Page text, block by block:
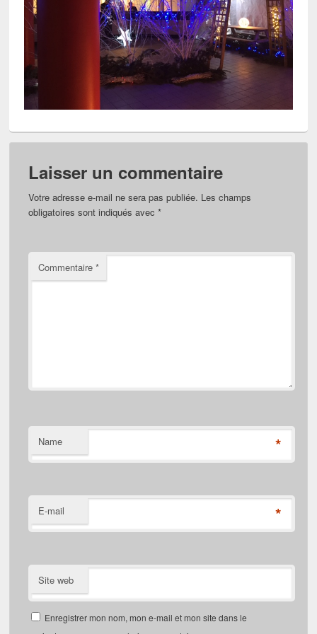
Laisser un commentaire
Votre adresse e-mail ne sera pas publiée. Les champs
obligatoires sont indiqués avec*
Commentaire*
Name *
E-mail *
Site web
Enregistrer mon nom, mon e-mail et mon site dans le